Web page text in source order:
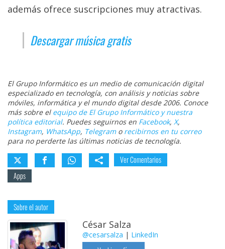
además ofrece suscripciones muy atractivas.
Descargar música gratis
El Grupo Informático es un medio de comunicación digital
especializado en tecnología, con análisis y noticias sobre
móviles, informática y el mundo digital desde 2006. Conoce
más sobre el equipo de El Grupo Informático y nuestra
política editorial. Puedes seguirnos en Facebook, X,
Instagram, WhatsApp, Telegramo recibirnos en tu correo
para no perderte las últimas noticias de tecnología.
Ver Comentarios
Apps
Sobre el autor
César Salza
@cesarsalza | LinkedIn